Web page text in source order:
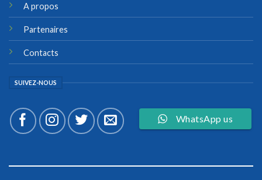
A propos
Partenaires
Contacts
SUIVEZ-NOUS
WhatsApp us